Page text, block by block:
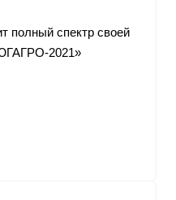
полный спектр своей
2021»